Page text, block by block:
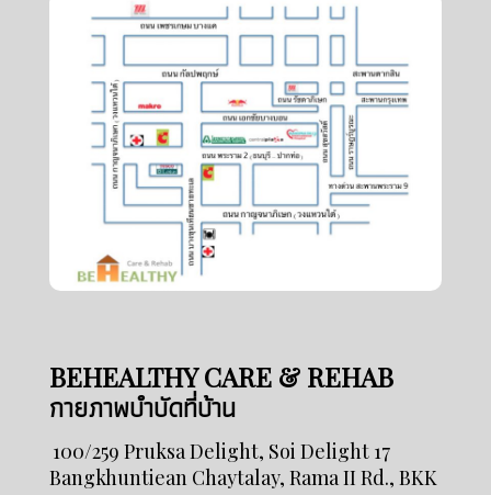
BEHEALTHY CARE & REHAB
กายภาพบำบัดที่บ้าน
100/259 Pruksa Delight, Soi Delight 17
Bangkhuntiean Chaytalay, Rama II Rd., BKK